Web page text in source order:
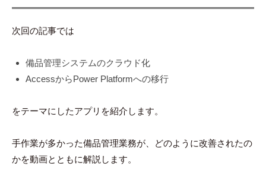
次回の記事では
備品管理システムのクラウド化
AccessからPower Platformへの移行
をテーマにしたアプリを紹介します。
手作業が多かった備品管理業務が、どのように改善されたの
かを動画とともに解説します。